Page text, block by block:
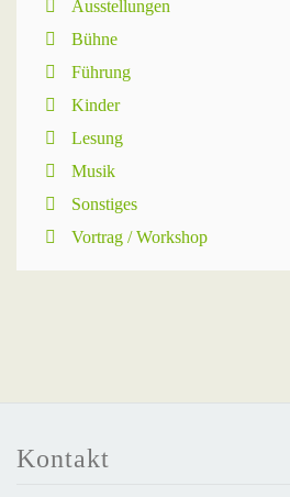
Ausstellungen
Bühne
Führung
Kinder
Lesung
Musik
Sonstiges
Vortrag / Workshop
Kontakt